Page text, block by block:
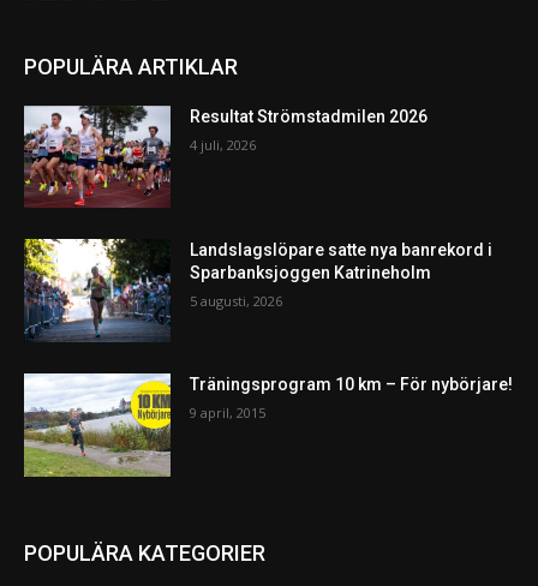
POPULÄRA ARTIKLAR
Resultat Strömstadmilen 2026
4 juli, 2026
Landslagslöpare satte nya banrekord i
Sparbanksjoggen Katrineholm
5 augusti, 2026
Träningsprogram 10 km – För nybörjare!
9 april, 2015
POPULÄRA KATEGORIER